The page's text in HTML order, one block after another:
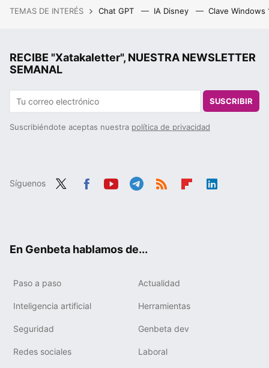
TEMAS DE INTERÉS Chat GPT IA Disney Clave Windows
RECIBE "Xatakaletter", NUESTRA NEWSLETTER
SEMANAL
SUSCRIBIR
Suscribiéndote aceptas nuestra política de privacidad
Síguenos
En Genbeta hablamos de...
Paso a paso Actualidad
Inteligencia artificial Herramientas
Seguridad Genbeta dev
Redes sociales Laboral